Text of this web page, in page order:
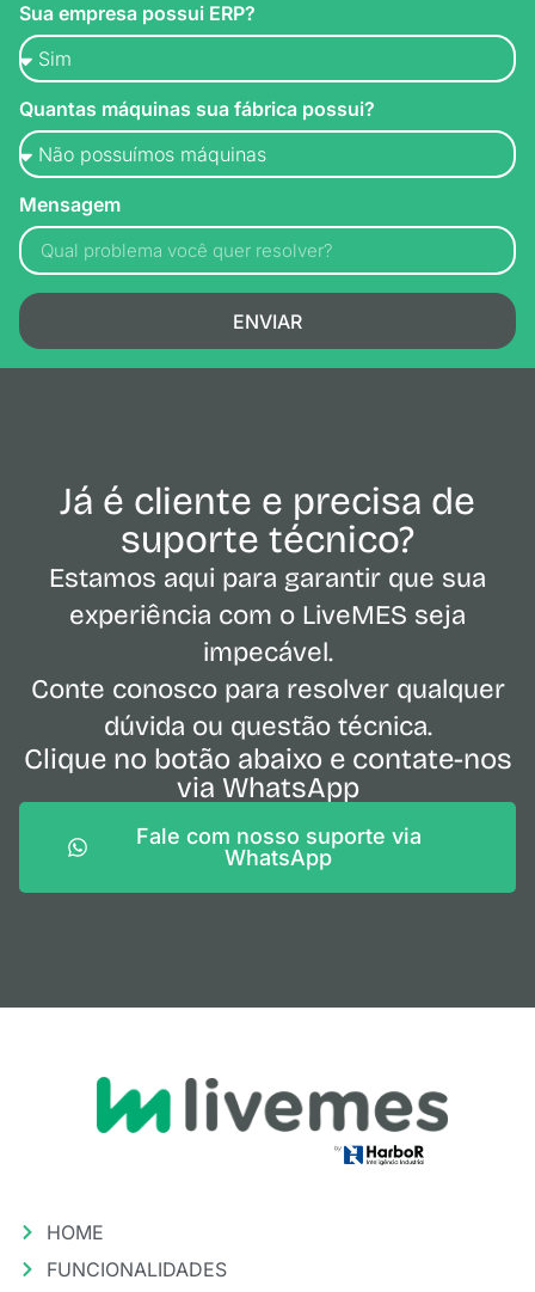
Sua empresa possui ERP?
Quantas máquinas sua fábrica possui?
Mensagem
ENVIAR
Já é cliente e precisa de
suporte técnico?
Estamos aqui para garantir que sua
experiência com o LiveMES seja
impecável.
Conte conosco para resolver qualquer
dúvida ou questão técnica.
Clique no botão abaixo e contate-nos
via WhatsApp
Fale com nosso suporte via
WhatsApp
HOME
FUNCIONALIDADES